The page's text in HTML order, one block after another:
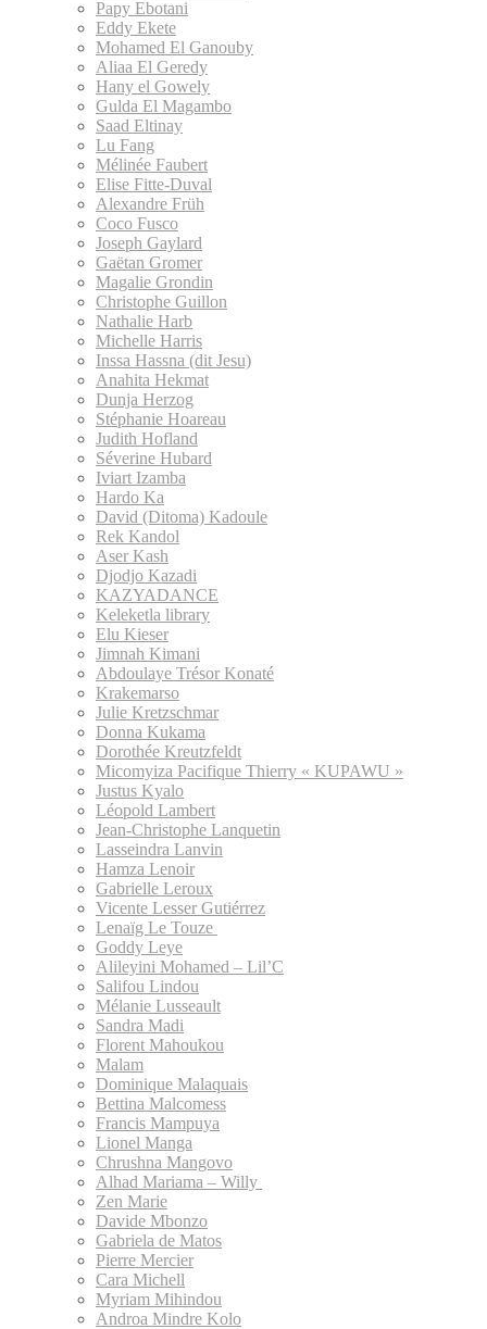
Papy Ebotani
Eddy Ekete
Mohamed El Ganouby
Aliaa El Geredy
Hany el Gowely
Gulda El Magambo
Saad Eltinay
Lu Fang
Mélinée Faubert
Elise Fitte-Duval
Alexandre Früh
Coco Fusco
Joseph Gaylard
Gaëtan Gromer
Magalie Grondin
Christophe Guillon
Nathalie Harb
Michelle Harris
Inssa Hassna (dit Jesu)
Anahita Hekmat
Dunja Herzog
Stéphanie Hoareau
Judith Hofland
Séverine Hubard
Iviart Izamba
Hardo Ka
David (Ditoma) Kadoule
Rek Kandol
Aser Kash
Djodjo Kazadi
KAZYADANCE
Keleketla library
Elu Kieser
Jimnah Kimani
Abdoulaye Trésor Konaté
Krakemarso
Julie Kretzschmar
Donna Kukama
Dorothée Kreutzfeldt
Micomyiza Pacifique Thierry « KUPAWU »
Justus Kyalo
Léopold Lambert
Jean-Christophe Lanquetin
Lasseindra Lanvin
Hamza Lenoir
Gabrielle Leroux
Vicente Lesser Gutiérrez
Lenaïg Le Touze
Goddy Leye
Alileyini Mohamed – Lil’C
Salifou Lindou
Mélanie Lusseault
Sandra Madi
Florent Mahoukou
Malam
Dominique Malaquais
Bettina Malcomess
Francis Mampuya
Lionel Manga
Chrushna Mangovo
Alhad Mariama – Willy
Zen Marie
Davide Mbonzo
Gabriela de Matos
Pierre Mercier
Cara Michell
Myriam Mihindou
Androa Mindre Kolo